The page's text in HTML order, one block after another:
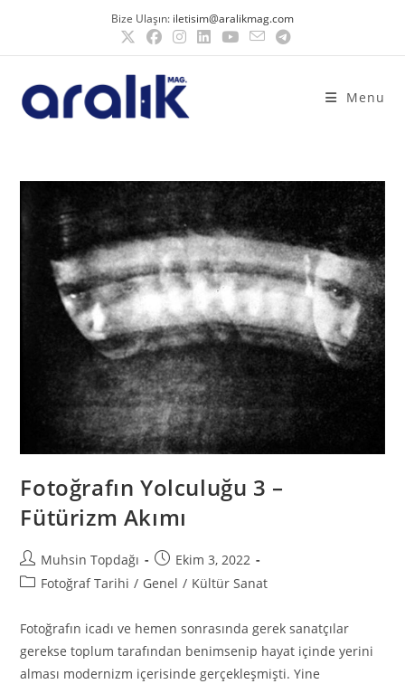
Bize Ulaşın: iletisim@aralikmag.com
Menu
Fotoğrafın Yolculuğu 3 –
Fütürizm Akımı
Muhsin Topdağı
Ekim 3, 2022
Fotoğraf Tarihi / Genel / Kültür Sanat
Fotoğrafın icadı ve hemen sonrasında gerek sanatçılar
gerekse toplum tarafından benimsenip hayat içinde yerini
alması modernizm içerisinde gerçekleşmişti. Yine